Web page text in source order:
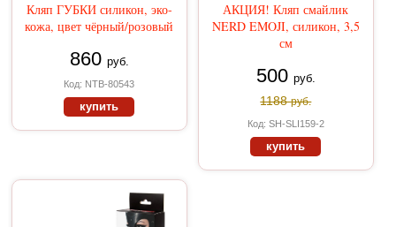
Кляп ГУБКИ силикон, эко-
кожа, цвет чёрный/розовый
860 руб.
Код: NTB-80543
купить
АКЦИЯ! Кляп смайлик
NERD EMOJI, силикон, 3,5
см
500 руб.
1188руб.
Код: SH-SLI159-2
купить